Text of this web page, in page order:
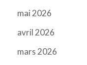
mai 2026
avril 2026
mars 2026